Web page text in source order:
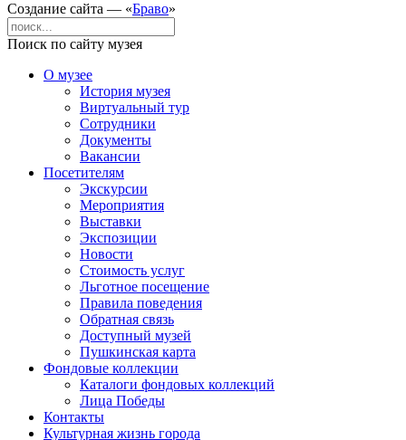
Создание сайта — «Браво»
Поиск по сайту музея
О музее
История музея
Виртуальный тур
Сотрудники
Документы
Вакансии
Посетителям
Экскурсии
Мероприятия
Выставки
Экспозиции
Новости
Стоимость услуг
Льготное посещение
Правила поведения
Обратная связь
Доступный музей
Пушкинская карта
Фондовые коллекции
Каталоги фондовых коллекций
Лица Победы
Контакты
Культурная жизнь города